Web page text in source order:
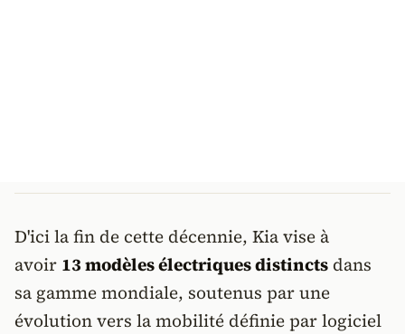
D'ici la fin de cette décennie, Kia vise à
avoir 13 modèles électriques distincts dans
sa gamme mondiale, soutenus par une
évolution vers la mobilité définie par logiciel